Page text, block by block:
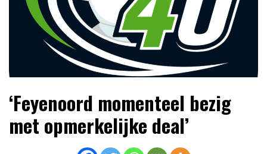
Voetbal4U.com Voetbalnieuws |
Transfers, Eredivisie &
Internationaal voetbal |
transferupdates, analyses en achtergronden over clubs,
spelers en competities uit binnen- en buitenland.
‘Feyenoord momenteel bezig
met opmerkelijke deal’